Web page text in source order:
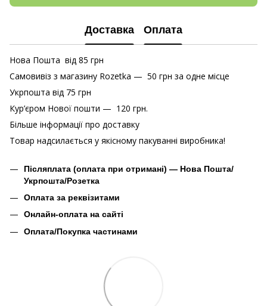
Доставка Оплата
Нова Пошта від 85 грн
Самовивіз з магазину Rozetka — 50 грн за одне місце
Укрпошта від 75 грн
Кур’єром Нової пошти — 120 грн.
Більше інформації про доставку
Товар надсилається у якісному пакуванні виробника!
Післяплата (оплата при отримані) — Нова Пошта/
Укрпошта/Розетка
Оплата за реквізитами
Онлайн-оплата на сайті
Оплата/Покупка частинами